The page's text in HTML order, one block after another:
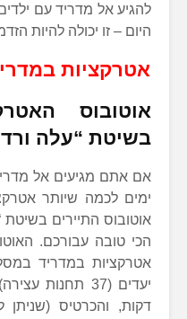
להגיע אל מדריד עם
היום – זו יכולה להיות
אטרקציות
אוטובוס
בשיטת “עלה
אם אתם מגיעים אל
ימים לכמה שיותר
אוטובוס התיירים
הכי טובה עבורכם.
דקות, והכרטיס